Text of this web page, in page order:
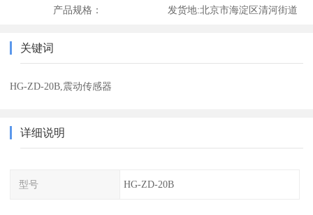
产品规格： 发货地:北京市海淀区清河街道
关键词
HG-ZD-20B,震动传感器
详细说明
型号 HG-ZD-20B